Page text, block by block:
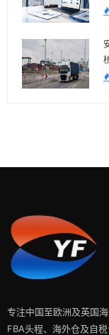
专注中国至欧洲及英国海
FBA头程、海外仓及自